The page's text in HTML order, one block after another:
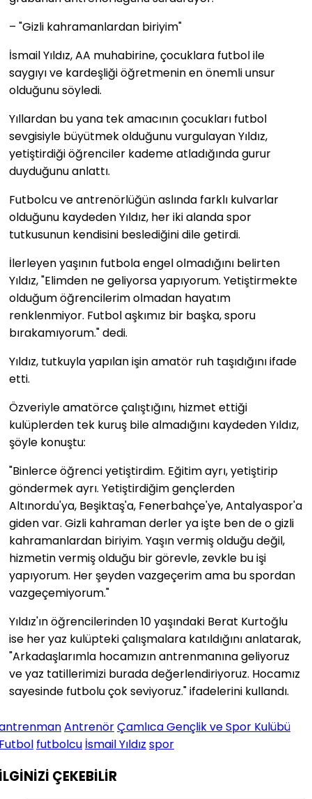
– "Gizli kahramanlardan biriyim"
İsmail Yıldız, AA muhabirine, çocuklara futbol ile
saygıyı ve kardeşliği öğretmenin en önemli unsur
olduğunu söyledi.
Yıllardan bu yana tek amacının çocukları futbol
sevgisiyle büyütmek olduğunu vurgulayan Yıldız,
yetiştirdiği öğrenciler kademe atladığında gurur
duyduğunu anlattı.
Futbolcu ve antrenörlüğün aslında farklı kulvarlar
olduğunu kaydeden Yıldız, her iki alanda spor
tutkusunun kendisini beslediğini dile getirdi.
İlerleyen yaşının futbola engel olmadığını belirten
Yıldız, "Elimden ne geliyorsa yapıyorum. Yetiştirmekte
olduğum öğrencilerim olmadan hayatım
renklenmiyor. Futbol aşkımız bir başka, sporu
bırakamıyorum." dedi.
Yıldız, tutkuyla yapılan işin amatör ruh taşıdığını ifade
etti.
Özveriyle amatörce çalıştığını, hizmet ettiği
kulüplerden tek kuruş bile almadığını kaydeden Yıldız,
şöyle konuştu:
"Binlerce öğrenci yetiştirdim. Eğitim ayrı, yetiştirip
göndermek ayrı. Yetiştirdiğim gençlerden
Altınordu'ya, Beşiktaş'a, Fenerbahçe'ye, Antalyaspor'a
giden var. Gizli kahraman derler ya işte ben de o gizli
kahramanlardan biriyim. Yaşın vermiş olduğu değil,
hizmetin vermiş olduğu bir görevle, zevkle bu işi
yapıyorum. Her şeyden vazgeçerim ama bu spordan
vazgeçemiyorum."
Yıldız'ın öğrencilerinden 10 yaşındaki Berat Kurtoğlu
ise her yaz kulüpteki çalışmalara katıldığını anlatarak,
"Arkadaşlarımla hocamızın antrenmanına geliyoruz
ve yaz tatillerimizi burada değerlendiriyoruz. Hocamız
sayesinde futbolu çok seviyoruz." ifadelerini kullandı.
AntrenörÇamlıca Gençlik ve Spor Kulübü
futbolcu İsmail Yıldız spor
ÇEKEBİLİR